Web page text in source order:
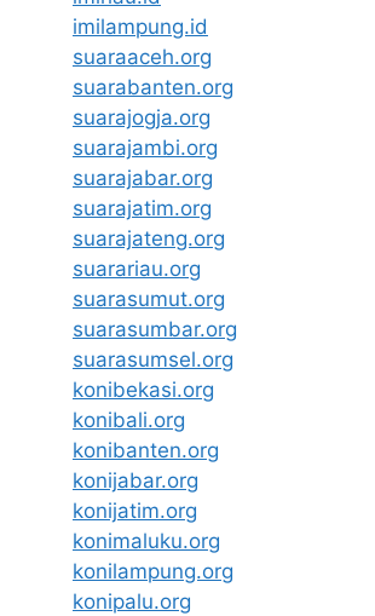
imilampung.id
suaraaceh.org
suarabanten.org
suarajogja.org
suarajambi.org
suarajabar.org
suarajatim.org
suarajateng.org
suarariau.org
suarasumut.org
suarasumbar.org
suarasumsel.org
konibekasi.org
konibali.org
konibanten.org
konijabar.org
konijatim.org
konimaluku.org
konilampung.org
konipalu.org